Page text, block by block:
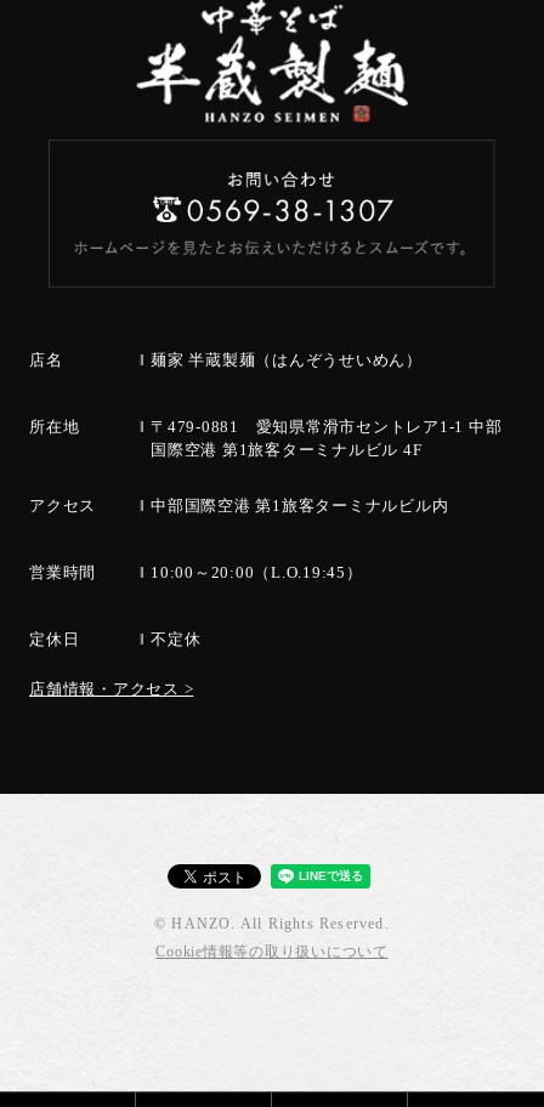
店名 麺家 半蔵製麺（はんぞうせいめん）
所在地
〒479-0881 愛知県常滑市セントレア1-1 中部
国際空港 第1旅客ターミナルビル 4F
アクセス 中部国際空港 第1旅客ターミナルビル内
営業時間 10:00～20:00（L.O.19:45）
定休日 不定休
店舗情報・アクセス >
© HANZO. All Rights Reserved.
Cookie情報等の取り扱いについて